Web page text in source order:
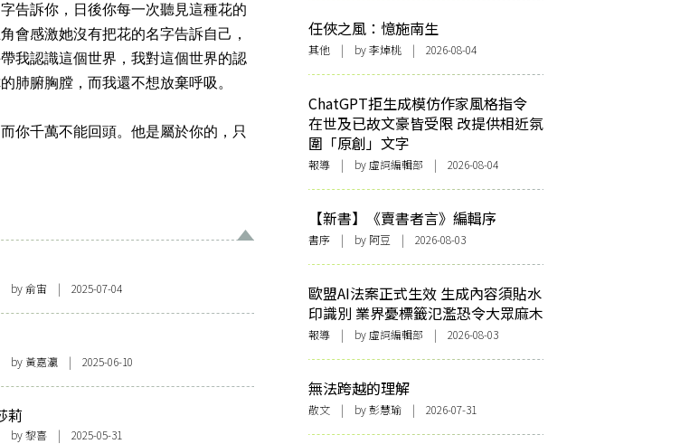
告訴你，日後你每一次聽見這種花的
會感激她沒有把花的名字告訴自己，
我認識這個世界，我對這個世界的認
肺腑胸膛，而我還不想放棄呼吸。
你千萬不能回頭。他是屬於你的，只
俞宙 | 2025-07-04
by 黃嘉瀛 | 2025-06-10
莉
黎喜 | 2025-05-31
任俠之風：憶施南生
其他 | by 李焯桃 | 2026-08-04
ChatGPT拒生成模仿作家風格指令
在世及已故文豪皆受限 改提供相近氛
圍「原創」文字
報導 | by 虛詞編輯部 | 2026-08-04
【新書】《賣書者言》編輯序
書序 | by 阿豆 | 2026-08-03
歐盟AI法案正式生效 生成內容須貼水
印識別 業界憂標籤氾濫恐令大眾麻木
報導 | by 虛詞編輯部 | 2026-08-03
無法跨越的理解
散文 | by 彭慧瑜 | 2026-07-31